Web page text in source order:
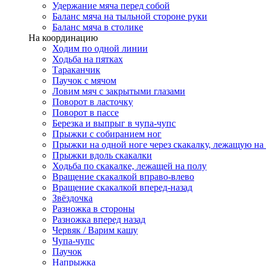
Удержание мяча перед собой
Баланс мяча на тыльной стороне руки
Баланс мяча в столике
На координацию
Ходим по одной линии
Ходьба на пятках
Тараканчик
Паучок с мячом
Ловим мяч с закрытыми глазами
Поворот в ласточку
Поворот в пассе
Березка и выпрыг в чупа-чупс
Прыжки с собиранием ног
Прыжки на одной ноге через скакалку, лежащую на
Прыжки вдоль скакалки
Ходьба по скакалке, лежащей на полу
Вращение скакалкой вправо-влево
Вращение скакалкой вперед-назад
Звёздочка
Разножка в стороны
Разножка вперед назад
Червяк / Варим кашу
Чупа-чупс
Паучок
Напрыжка